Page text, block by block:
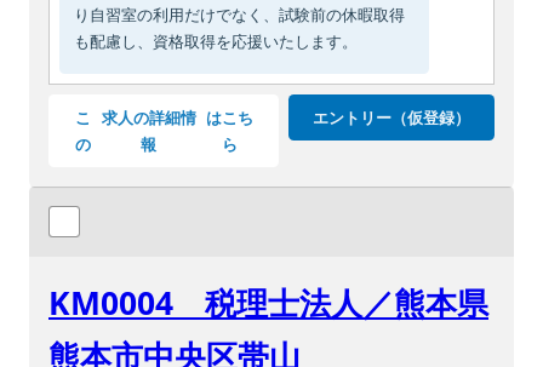
り自習室の利用だけでなく、試験前の休暇取得
も配慮し、資格取得を応援いたします。
こ
の
求人の詳細情
報
はこち
ら
エントリー（仮登録）
KM0004 税理士法人／熊本県
熊本市中央区帯山